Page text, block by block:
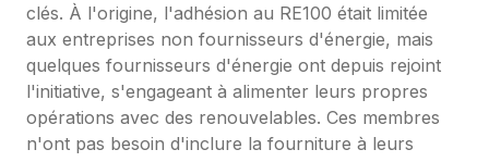
clés. À l'origine, l'adhésion au RE100 était limitée
aux entreprises non fournisseurs d'énergie, mais
quelques fournisseurs d'énergie ont depuis rejoint
l'initiative, s'engageant à alimenter leurs propres
opérations avec des renouvelables. Ces membres
n'ont pas besoin d'inclure la fourniture à leurs